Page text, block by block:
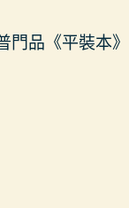
品《平裝本》